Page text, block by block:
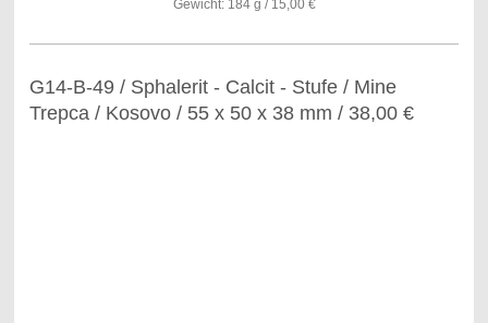
Gewicht: 184 g / 15,00 €
G14-B-49 / Sphalerit - Calcit - Stufe / Mine
Trepca / Kosovo / 55 x 50 x 38 mm / 38,00 €